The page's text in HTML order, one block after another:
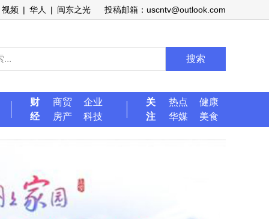
视频 | 华人 | 闽东之光 投稿邮箱：uscntv@outlook.com
搜索
财
经
商贸
企业
房产
科技
关
注
热点
健康
华媒
美食